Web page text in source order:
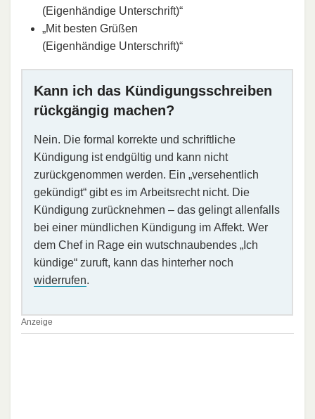
(Eigenhändige Unterschrift)“
„Mit besten Grüßen
(Eigenhändige Unterschrift)“
Kann ich das Kündigungsschreiben
rückgängig machen?
Nein. Die formal korrekte und schriftliche
Kündigung ist endgültig und kann nicht
zurückgenommen werden. Ein „versehentlich
gekündigt“ gibt es im Arbeitsrecht nicht. Die
Kündigung zurücknehmen – das gelingt allenfalls
bei einer mündlichen Kündigung im Affekt. Wer
dem Chef in Rage ein wutschnaubendes „Ich
kündige“ zuruft, kann das hinterher noch
widerrufen.
Anzeige